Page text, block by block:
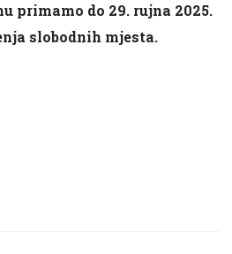
primamo do 29. rujna 2025.
slobodnih mjesta.